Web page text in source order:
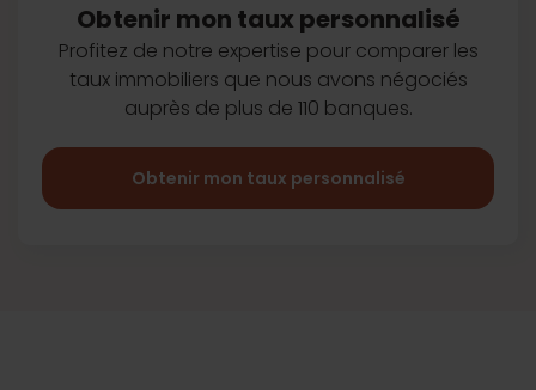
Obtenir mon taux personnalisé
Profitez de notre expertise pour comparer les
taux immobiliers que nous avons négociés
auprès de plus de 110 banques.
Obtenir mon taux personnalisé